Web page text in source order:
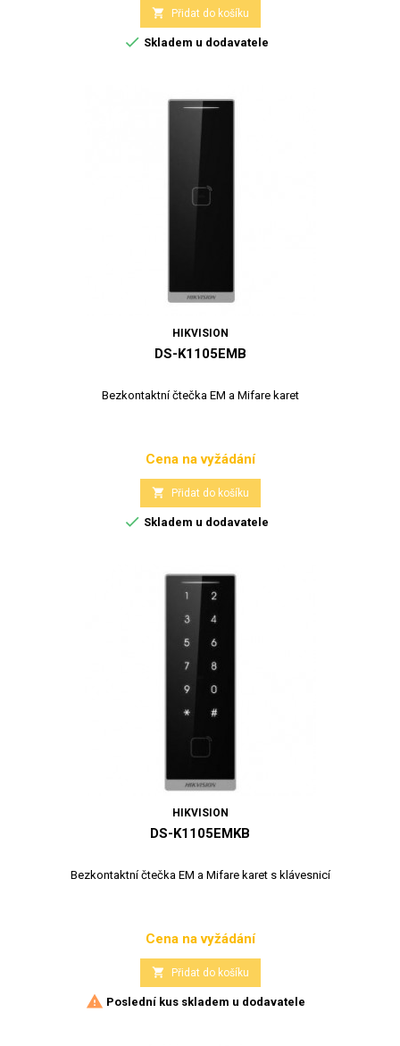
 Přidat do košíku
 Skladem u dodavatele
HIKVISION
DS-K1105EMB
Bezkontaktní čtečka EM a Mifare karet
Cena
Cena na vyžádání
 Přidat do košíku
 Skladem u dodavatele
HIKVISION
DS-K1105EMKB
Bezkontaktní čtečka EM a Mifare karet s klávesnicí
Cena
Cena na vyžádání
 Přidat do košíku
 Poslední kus skladem u dodavatele